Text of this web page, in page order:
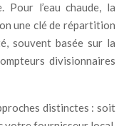
Pour l’eau chaude, la
une clé de répartition
souvent basée sur la
divisionnaires
distinctes : soit